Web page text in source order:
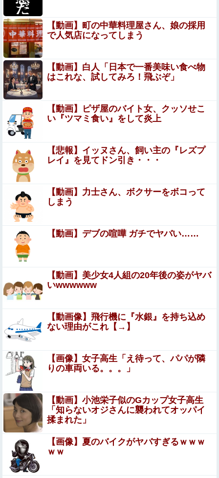
職場の女のブラジャーが透けてた結果ｗｗｗｗｗｗｗｗｗ
ｗｗｗｗｗ
【閲覧注意】 アフリカで ”魔女狩り” され死亡した女子、
とんでもなくエ□い体してると話題に
【画像】妹さん、ブラジャーだけでくつろいでしまう
ｗｗｗwｗｗｗｗｗｗｗｗ❤
【悲報】JKだけど母親が不倫してるみたいです⇒！！！
【閲覧注意】やべぇレ●プ動画、発見される…（※ 無修正
注意）
ちいかわ「モモンガ天誅編」始まる
【K悲報】審判“性接待”発覚で大揺れの韓国サッ
カー協会、当然『あの大会』についても疑われて
しまう…
【にじさんじ】 すこや、母親に「ゴミ持ってきなさい
よ！」→ おしり振りながら「いーやーヤダヤダ」した結果
ガチめにしばかれる
【艦これ】この間13年 長かったのか、短かったのか……
ロッコへ2030年W杯決勝の開催を打診か！海外から批判殺
到！【海外の反応】
【困惑】出産後の里帰り中に夫が突撃訪問！その行動理由
【衝撃】元レアルの神童・中井卓大ピピさん、Jリーグ初
挑戦で開幕先発ｗｗｗｗｗｗｗｗｗｗ他
【閲覧注意】やべぇレ●プ動画、発見される…（※ 無修正
注意）
【画像】妹さん、ブラジャーだけでくつろいでしまうｗｗ
ｗwｗｗｗｗｗｗｗｗ❤
8割がGemini利用、ChatGPTは68%
「自衛隊は違憲」←これどう思う？他
エロ漫画『縄酔い〜おぼこ令嬢は縄の快楽に堕とされ
【動画】町の中華料理屋さん、娘の採用
で人気店になってしまう
【動画】白人「日本で一番美味い食べ物
はこれな、試してみろ！飛ぶぞ」
【動画】ピザ屋のバイト女、クッソせこ
い『ツマミ食い』をして炎上
【悲報】イッヌさん、飼い主の『レズプ
レイ』を見てドン引き・・・
【動画】力士さん、ボクサーをボコって
しまう
【動画】デブの喧嘩 ガチでヤバい……
【動画】美少女4人組の20年後の姿がヤバ
いwwwwww
【動画像】飛行機に『水銀』を持ち込め
ない理由がこれ【→】
【画像】女子高生「え待って、パパが隣
りの車両いる。。。」
【動画】小池栄子似のGカップ女子高生
「知らないオジさんに襲われてオッパイ
揉まれた」
【画像】夏のバイクがヤバすぎるｗｗｗ
ｗｗ